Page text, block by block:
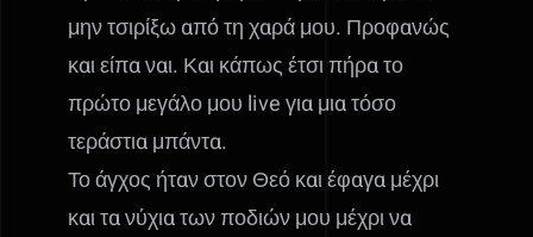
μην τσιρίξω από τη χαρά μου. Προφανώς
και είπα ναι. Και κάπως έτσι πήρα το
πρώτο μεγάλο μου live για μια τόσο
τεράστια μπάντα.
Το άγχος ήταν στον Θεό και έφαγα μέχρι
και τα νύχια των ποδιών μου μέχρι να